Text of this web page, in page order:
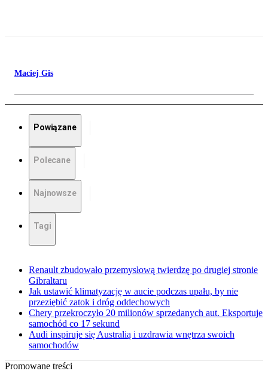
Maciej Gis
Powiązane
Polecane
Najnowsze
Tagi
Renault zbudowało przemysłową twierdzę po drugiej stronie
Gibraltaru
Jak ustawić klimatyzację w aucie podczas upału, by nie
przeziębić zatok i dróg oddechowych
Chery przekroczyło 20 milionów sprzedanych aut. Eksportuje
samochód co 17 sekund
Audi inspiruje się Australią i uzdrawia wnętrza swoich
samochodów
Promowane treści